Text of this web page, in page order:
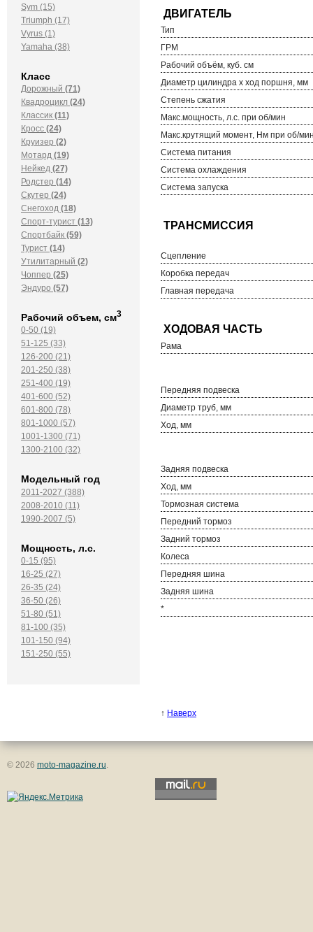
Sym (15)
Triumph (17)
Vyrus (1)
Yamaha (38)
Класс
Дорожный (71)
Квадроцикл (24)
Классик (11)
Кросс (24)
Круизер (2)
Мотард (19)
Нейкед (27)
Родстер (14)
Скутер (24)
Снегоход (18)
Спорт-турист (13)
Спортбайк (59)
Турист (14)
Утилитарный (2)
Чоппер (25)
Эндуро (57)
Рабочий объем, см3
0-50 (19)
51-125 (33)
126-200 (21)
201-250 (38)
251-400 (19)
401-600 (52)
601-800 (78)
801-1000 (57)
1001-1300 (71)
1300-2100 (32)
Модельный год
2011-2027 (388)
2008-2010 (11)
1990-2007 (5)
Мощность, л.с.
0-15 (95)
16-25 (27)
26-35 (24)
36-50 (26)
51-80 (51)
81-100 (35)
101-150 (94)
151-250 (55)
Тип
ГРМ
Рабочий объём, куб. см
Диаметр цилиндра х ход поршня, мм
Степень сжатия
Макс.мощность, л.с. при об/мин
Макс.крутящий момент, Нм при об/
Система питания
Система охлаждения
Система запуска
Сцепление
Коробка передач
Главная передача
Рама
Передняя подвеска
Диаметр труб, мм
Ход, мм
Задняя подвеска
Ход, мм
Тормозная система
Передний тормоз
Задний тормоз
Колеса
Передняя шина
Задняя шина
*
↑ Наверх
© 2026 moto-magazine.ru